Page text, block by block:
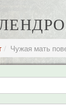
Чужая мать